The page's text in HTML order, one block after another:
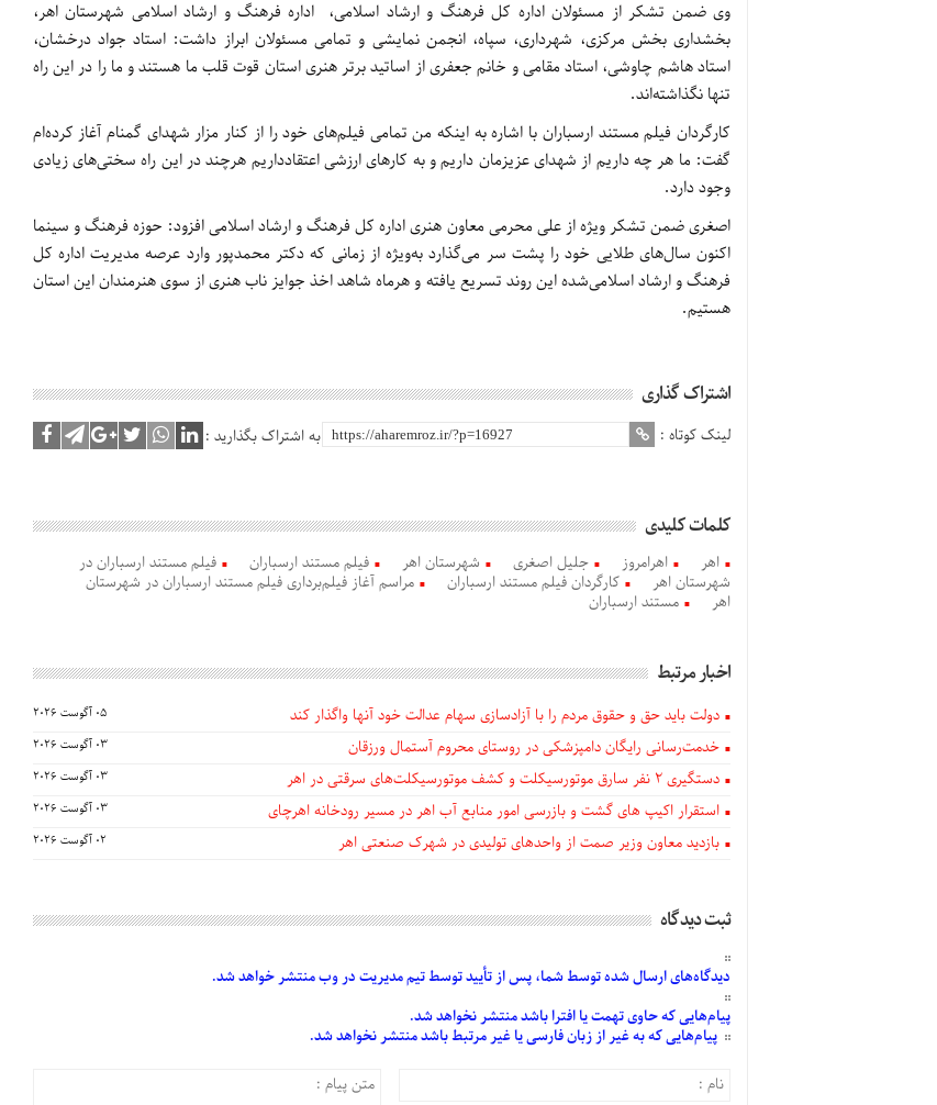
وی ضمن تشکر از مسئولان اداره کل فرهنگ و ارشاد اسلامی، اداره فرهنگ و ارشاد اسلامی شهرستان اهر،
بخشداری بخش مرکزی، شهرداری، سپاه، انجمن نمایشی و تمامی مسئولان ابراز داشت: استاد جواد درخشان،
استاد هاشم چاوشی، استاد مقامی و خانم جعفری از اساتید برتر هنری استان قوت قلب ما هستند و ما را در این راه
تنها نگذاشته‌اند.
کارگردان فیلم مستند ارسباران با اشاره به اینکه من تمامی فیلم‌های خود را از کنار مزار شهدای گمنام آغاز کرده‌ام
گفت: ما هر چه داریم از شهدای عزیزمان داریم و به کارهای ارزشی اعتقادداریم هرچند در این راه سختی‌های زیادی
وجود دارد.
اصغری ضمن تشکر ویژه از علی محرمی معاون هنری اداره کل فرهنگ و ارشاد اسلامی افزود: حوزه فرهنگ و سینما
اکنون سال‌های طلایی خود را پشت سر می‌گذارد به‌ویژه از زمانی که دکتر محمدپور وارد عرصه مدیریت اداره کل
فرهنگ و ارشاد اسلامی‌شده این روند تسریع یافته و هرماه شاهد اخذ جوایز ناب هنری از سوی هنرمندان این استان
هستیم.
اشتراک گذاری
لینک کوتاه : به اشتراک بگذارید :
کلمات کلیدی
اهر اهرامروز جلیل اصغری شهرستان اهر فیلم مستند ارسباران
فیلم مستند ارسباران در
شهرستان اهر
کارگردان فیلم مستند ارسباران
مراسم آغاز فیلم‌برداری فیلم مستند ارسباران در شهرستان
اهر
مستند ارسباران
اخبار مرتبط
دولت باید حق و حقوق مردم را با آزادسازی سهام عدالت خود آنها واگذار کند 05 آگوست 2026
خدمت‌رسانی رایگان دامپزشکی در روستای محروم آستمال ورزقان 03 آگوست 2026
دستگيری ۲ نفر سارق موتورسیکلت و کشف موتورسیکلت‌های سرقتی در اهر 03 آگوست 2026
استقرار اکیپ های گشت و بازرسی امور منابع آب اهر در مسیر رودخانه اهرچای 03 آگوست 2026
بازدید معاون وزیر صمت از واحدهای تولیدی در شهرک صنعتی اهر 02 آگوست 2026
ثبت دیدگاه
دیدگاه‌هایارسالشدهتوسط شما، پس از تأییدتوسط تیم مدیریت در وب منتشر خواهد شد.
پیام‌هاییکه حاوی تهمت یا افترا باشد منتشر نخواهد شد.
پیام‌هاییکه به غیر از زبان فارسی یا غیر مرتبط باشد منتشر نخواهد شد.